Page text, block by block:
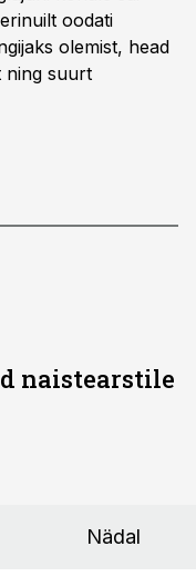
oodati
olemist, head
ning suurt
naistearstile
Nädal